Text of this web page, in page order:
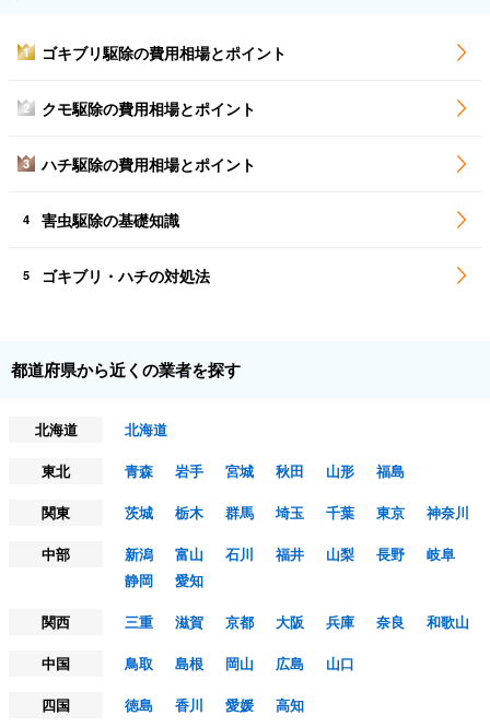
1 ゴキブリ駆除の費用相場とポイント
2 クモ駆除の費用相場とポイント
3 ハチ駆除の費用相場とポイント
4 害虫駆除の基礎知識
5 ゴキブリ・ハチの対処法
都道府県から近くの業者を探す
北海道
北海道
東北
青森 岩手 宮城 秋田 山形
福島
関東
茨城 栃木 群馬 埼玉 千葉 東京
神奈川
中部
新潟 富山 石川 福井 山梨 長野
岐阜
静岡
愛知
関西
三重 滋賀 京都 大阪 兵庫 奈良
和歌山
中国
鳥取 島根 岡山 広島
山口
四国
徳島 香川 愛媛
高知